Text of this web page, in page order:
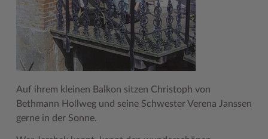
Auf ihrem kleinen Balkon sitzen Christoph von
Bethmann Hollweg und seine Schwester Verena Janssen
gerne in der Sonne.